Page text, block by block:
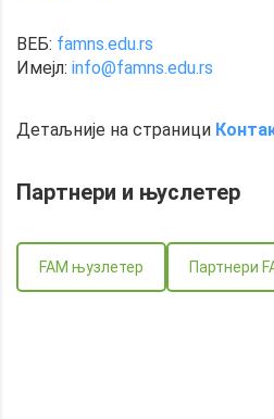
ВЕБ: famns.edu.rs
Имејл: info@famns.edu.rs
Детаљније на страници
Партнери и њуслетер
FAM њузлетер Партнери